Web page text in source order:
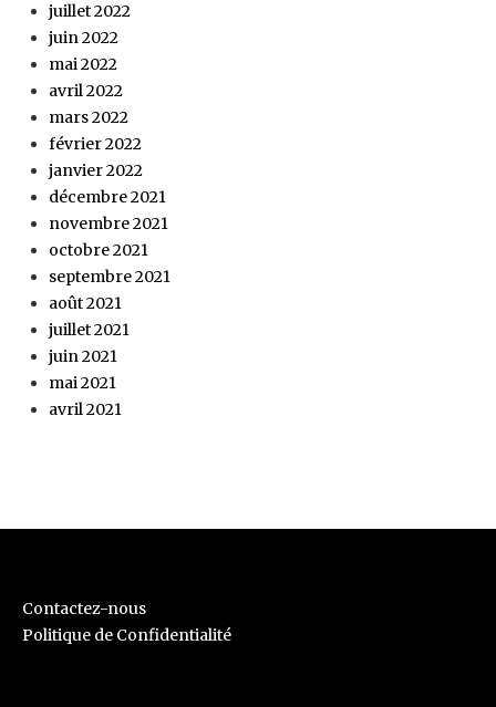
juillet 2022
juin 2022
mai 2022
avril 2022
mars 2022
février 2022
janvier 2022
décembre 2021
novembre 2021
octobre 2021
septembre 2021
août 2021
juillet 2021
juin 2021
mai 2021
avril 2021
Contactez-nous
Politique de Confidentialité